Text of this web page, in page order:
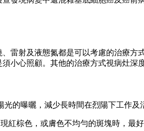
雷射及液態氮都是可以考慮的治療
小心照顧。其他的治療方式視病灶深
的曝曬，減少長時間在烈陽下工作及
紅棕色，或膚色不均勻的斑塊時，最好